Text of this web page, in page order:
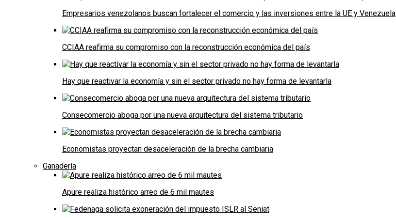
Empresarios venezolanos buscan fortalecer el comercio y las inversiones entre la UE y Venezuela
CCIAA reafirma su compromiso con la reconstrucción económica del país
Hay que reactivar la economía y sin el sector privado no hay forma de levantarla
Consecomercio aboga por una nueva arquitectura del sistema tributario
Economistas proyectan desaceleración de la brecha cambiaria
Ganadería
Apure realiza histórico arreo de 6 mil mautes